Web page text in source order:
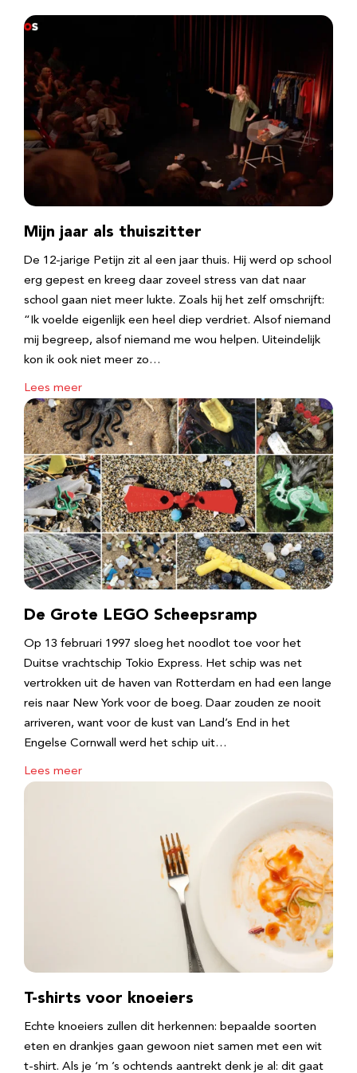
Mijn jaar als thuiszitter
De 12-jarige Petijn zit al een jaar thuis. Hij werd op school
erg gepest en kreeg daar zoveel stress van dat naar
school gaan niet meer lukte. Zoals hij het zelf omschrijft:
“Ik voelde eigenlijk een heel diep verdriet. Alsof niemand
mij begreep, alsof niemand me wou helpen. Uiteindelijk
kon ik ook niet meer zo…
Lees meer
De Grote LEGO Scheepsramp
Op 13 februari 1997 sloeg het noodlot toe voor het
Duitse vrachtschip Tokio Express. Het schip was net
vertrokken uit de haven van Rotterdam en had een lange
reis naar New York voor de boeg. Daar zouden ze nooit
arriveren, want voor de kust van Land’s End in het
Engelse Cornwall werd het schip uit…
Lees meer
T-shirts voor knoeiers
Echte knoeiers zullen dit herkennen: bepaalde soorten
eten en drankjes gaan gewoon niet samen met een wit
t-shirt. Als je ‘m ’s ochtends aantrekt denk je al: dit gaat